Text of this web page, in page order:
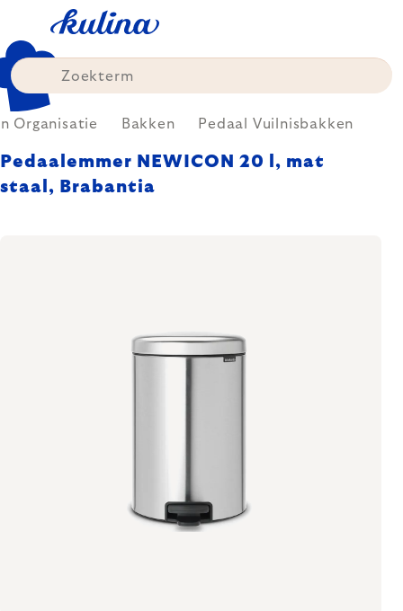
content
Organisatie Bakken Pedaal Vuilnisbakken
Pedaalemmer NEWICON 20 l, mat
staal, Brabantia